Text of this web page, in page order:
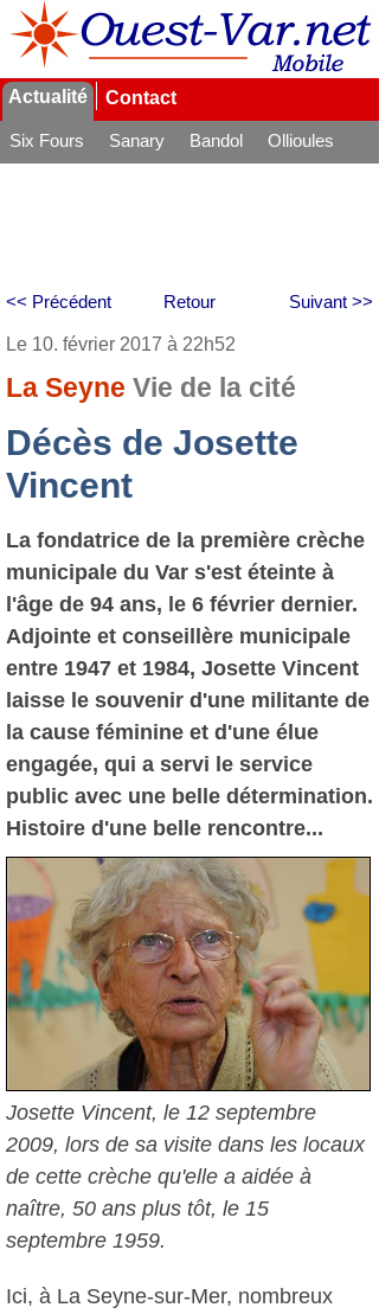
Actualité Contact
Six Fours Sanary Bandol
Ollioules
Retour
<< Précédent Suivant >>
Le 10. février 2017 à 22h52
La Seyne Vie de la cité
Décès de Josette
Vincent
La fondatrice de la première crèche
municipale du Var s'est éteinte à
l'âge de 94 ans, le 6 février dernier.
Adjointe et conseillère municipale
entre 1947 et 1984, Josette Vincent
laisse le souvenir d'une militante de
la cause féminine et d'une élue
engagée, qui a servi le service
public avec une belle détermination.
Histoire d'une belle rencontre...
Josette Vincent, le 12 septembre
2009, lors de sa visite dans les locaux
de cette crèche qu'elle a aidée à
naître, 50 ans plus tôt, le 15
septembre 1959.
Ici, à La Seyne-sur-Mer, nombreux